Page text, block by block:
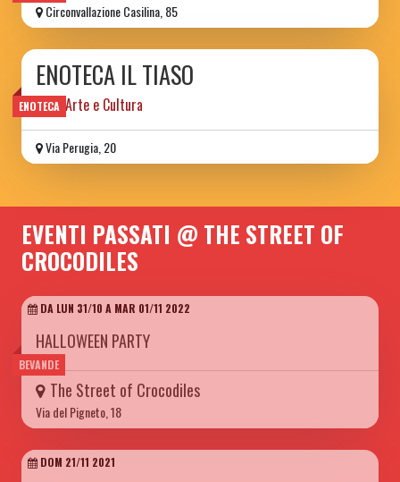
Circonvallazione Casilina, 85
ENOTECA
ENOTECA IL TIASO
Vino, Arte e Cultura
Via Perugia, 20
EVENTI PASSATI @ THE STREET OF
CROCODILES
BEVANDE
DA LUN 31/10 A MAR 01/11 2022
HALLOWEEN PARTY
The Street of Crocodiles
Via del Pigneto, 18
DOM 21/11 2021